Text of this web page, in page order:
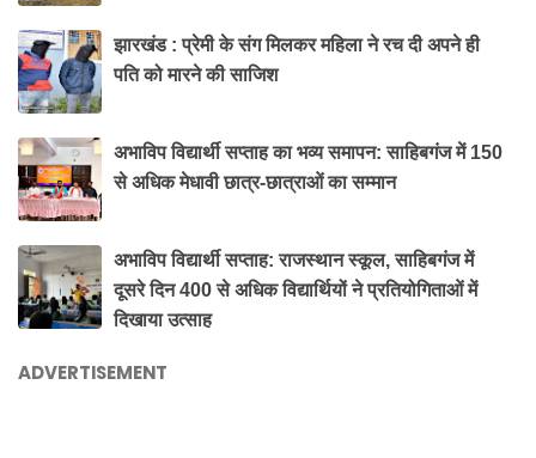
झारखंड : प्रेमी के संग मिलकर महिला ने रच दी अपने ही
पति को मारने की साजिश
अभाविप विद्यार्थी सप्ताह का भव्य समापन: साहिबगंज में 150
से अधिक मेधावी छात्र-छात्राओं का सम्मान
अभाविप विद्यार्थी सप्ताह: राजस्थान स्कूल, साहिबगंज में
दूसरे दिन 400 से अधिक विद्यार्थियों ने प्रतियोगिताओं में
दिखाया उत्साह
ADVERTISEMENT